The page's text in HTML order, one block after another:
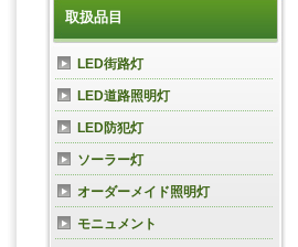
取扱品目
LED街路灯
LED道路照明灯
LED防犯灯
ソーラー灯
オーダーメイド照明灯
モニュメント